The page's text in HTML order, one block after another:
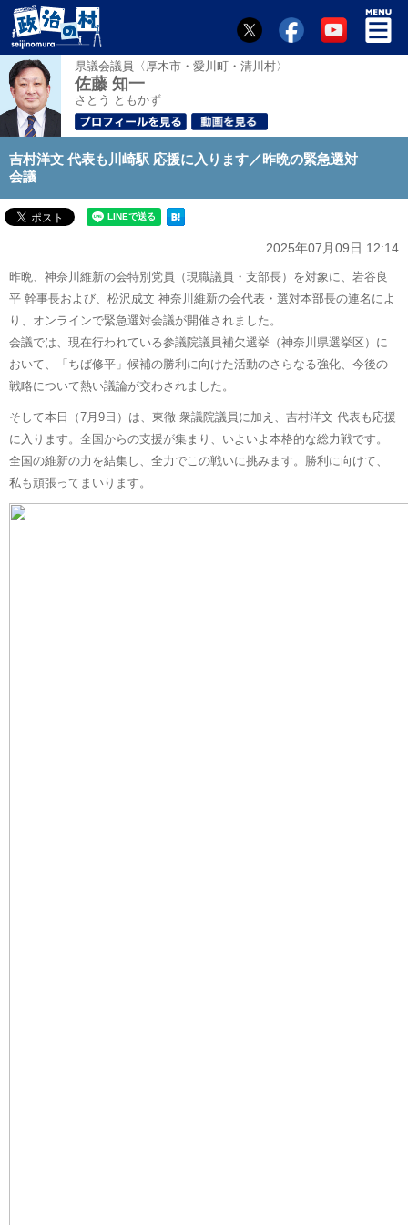
県議会議員〈厚木市・愛川町・清川村〉
佐藤 知一
さとう ともかず
吉村洋文 代表も川崎駅 応援に入ります／昨晩の緊急選対
会議
2025年07月09日 12:14
昨晩、神奈川維新の会特別党員（現職議員・支部長）を対象に、岩谷良
平 幹事長および、松沢成文 神奈川維新の会代表・選対本部長の連名によ
り、オンラインで緊急選対会議が開催されました。
会議では、現在行われている参議院議員補欠選挙（神奈川県選挙区）に
おいて、「ちば修平」候補の勝利に向けた活動のさらなる強化、今後の
戦略について熱い議論が交わされました。
そして本日（7月9日）は、東徹 衆議院議員に加え、吉村洋文 代表も応援
に入ります。全国からの支援が集まり、いよいよ本格的な総力戦です。
全国の維新の力を結集し、全力でこの戦いに挑みます。勝利に向けて、
私も頑張ってまいります。